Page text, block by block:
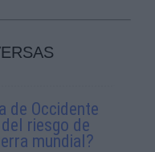
de Occidente
riesgo de
mundial?